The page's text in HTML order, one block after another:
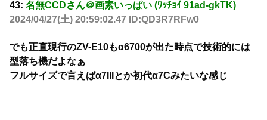
43: 名無CCDさん＠画素いっぱい (ﾜｯﾁｮｲ 91ad-gkTK)
2024/04/27(土) 20:59:02.47 ID:QD3R7RFw0
でも正直現行のZV-E10もα6700が出た時点で技術的には
型落ち機だよなぁ
フルサイズで言えばα7IIIとか初代α7Cみたいな感じ